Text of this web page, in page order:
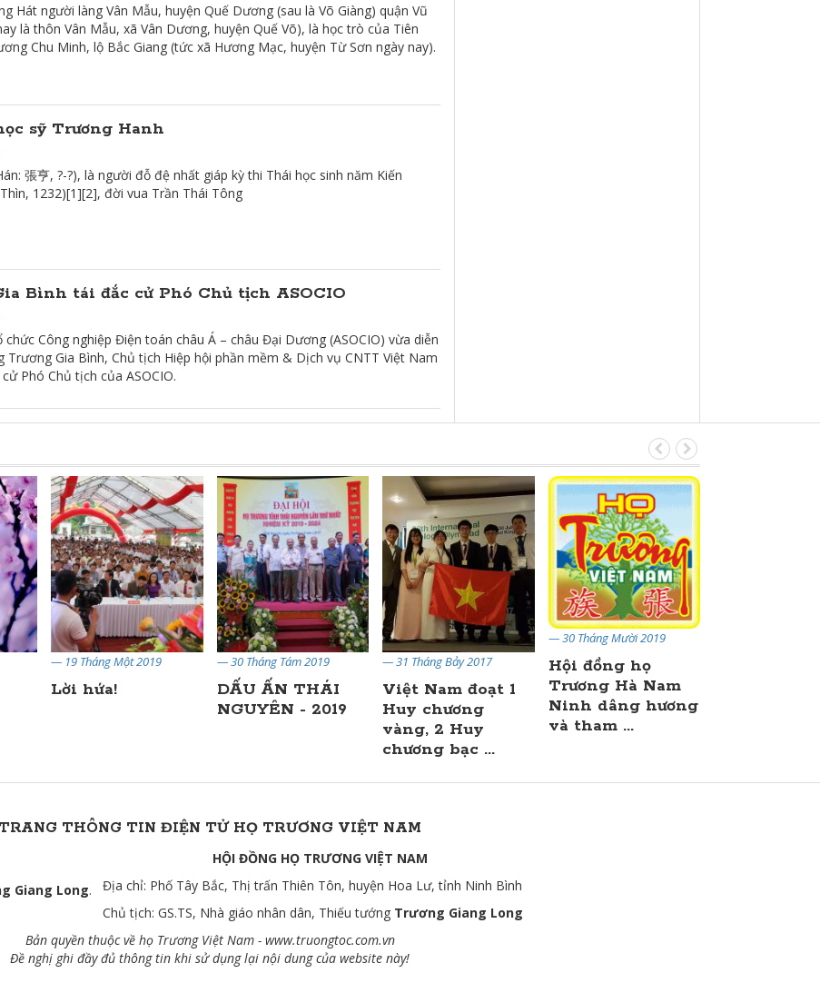
Hát người làng Vân Mẫu, huyện Quế Dương (sau là Võ Giàng) quận Vũ
là thôn Vân Mẫu, xã Vân Dương, huyện Quế Võ), là học trò của Tiên
Chu Minh, lộ Bắc Giang (tức xã Hương Mạc, huyện Từ Sơn ngày nay).
sỹ Trương Hanh
張亨, ?-?), là người đỗ đệ nhất giáp kỳ thi Thái học sinh năm Kiến
1232)[1][2], đời vua Trần Thái Tông
Bình tái đắc cử Phó Chủ tịch ASOCIO
chức Công nghiệp Điện toán châu Á – châu Đại Dương (ASOCIO) vừa diễn
Trương Gia Bình, Chủ tịch Hiệp hội phần mềm & Dịch vụ CNTT Việt Nam
Phó Chủ tịch của ASOCIO.
— 19 Tháng Một 2019
Lời hứa!
— 30 Tháng Tám 2019
DẤU ẤN THÁI
NGUYÊN - 2019
— 31 Tháng Bảy 2017
Việt Nam đoạt 1
Huy chương
vàng, 2 Huy
chương bạc ...
— 30 Tháng Mười 2019
Hội đồng họ
Trương Hà Nam
Ninh dâng hương
và tham ...
TRANG THÔNG TIN ĐIỆN TỬ HỌ TRƯƠNG VIỆT NAM
Giang Long.
HỘI ĐỒNG HỌ TRƯƠNG VIỆT NAM
Địa chỉ: Phố Tây Bắc, Thị trấn Thiên Tôn, huyện Hoa Lư, tỉnh Ninh Bình
Chủ tịch: GS.TS, Nhà giáo nhân dân, Thiếu tướng Trương Giang Long
Bản quyền thuộc về họ Trương Việt Nam - www.truongtoc.com.vn
Đề nghị ghi đầy đủ thông tin khi sử dụng lại nội dung của website này!